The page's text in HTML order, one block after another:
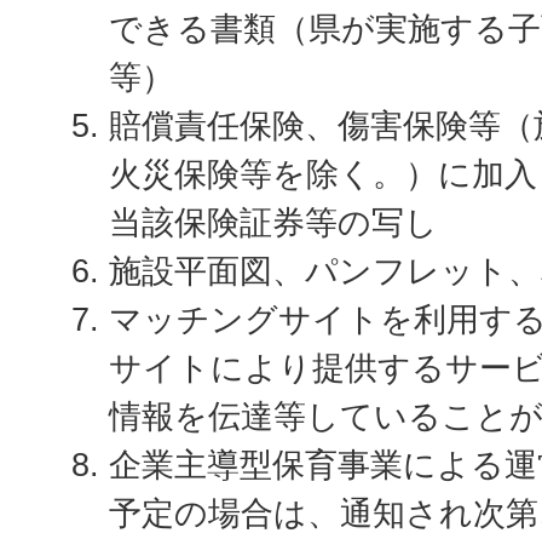
できる書類（県が実施する
等）
賠償責任保険、傷害保険等
火災保険等を除く。）に加
当該保険証券等の写し
施設平面図、パンフレット
マッチングサイトを利用す
サイトにより提供するサー
情報を伝達等していること
企業主導型保育事業による
予定の場合は、通知され次